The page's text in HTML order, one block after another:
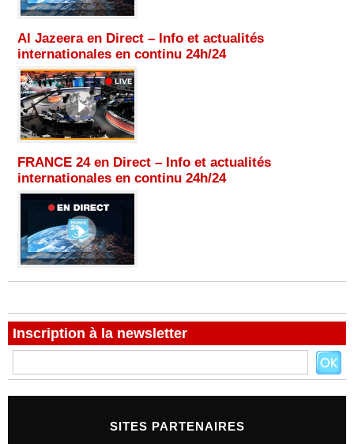
Al Jazeera en Direct – Info et actualités
internationales en continu 24h/24
FRANCE 24 en Direct – Info et actualités
internationales en continu 24h/24
Inscription à la newsletter
SITES PARTENAIRES